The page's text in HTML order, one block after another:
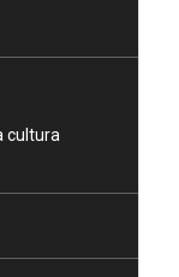
cultura